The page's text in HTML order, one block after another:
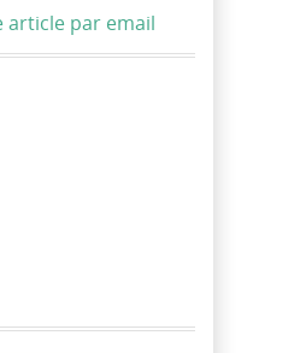
article par email